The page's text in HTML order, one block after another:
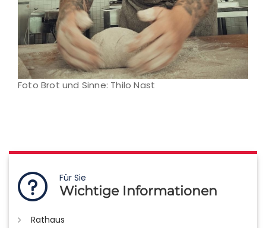
Foto Brot und Sinne: Thilo Nast
Für Sie
Wichtige Informationen
Rathaus